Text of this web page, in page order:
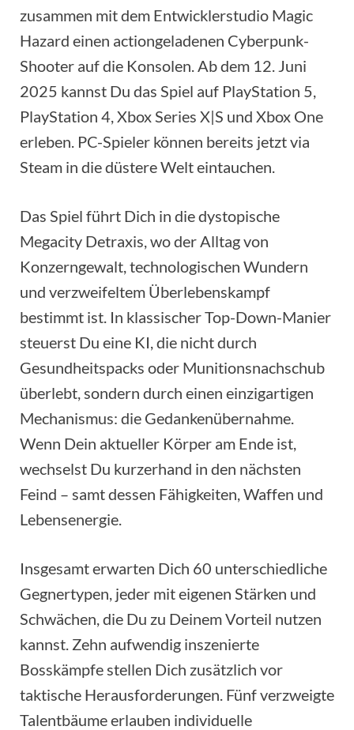
zusammen mit dem Entwicklerstudio Magic
Hazard einen actiongeladenen Cyberpunk-
Shooter auf die Konsolen. Ab dem 12. Juni
2025 kannst Du das Spiel auf PlayStation 5,
PlayStation 4, Xbox Series X|S und Xbox One
erleben. PC-Spieler können bereits jetzt via
Steam in die düstere Welt eintauchen.
Das Spiel führt Dich in die dystopische
Megacity Detraxis, wo der Alltag von
Konzerngewalt, technologischen Wundern
und verzweifeltem Überlebenskampf
bestimmt ist. In klassischer Top-Down-Manier
steuerst Du eine KI, die nicht durch
Gesundheitspacks oder Munitionsnachschub
überlebt, sondern durch einen einzigartigen
Mechanismus: die Gedankenübernahme.
Wenn Dein aktueller Körper am Ende ist,
wechselst Du kurzerhand in den nächsten
Feind – samt dessen Fähigkeiten, Waffen und
Lebensenergie.
Insgesamt erwarten Dich 60 unterschiedliche
Gegnertypen, jeder mit eigenen Stärken und
Schwächen, die Du zu Deinem Vorteil nutzen
kannst. Zehn aufwendig inszenierte
Bosskämpfe stellen Dich zusätzlich vor
taktische Herausforderungen. Fünf verzweigte
Talentbäume erlauben individuelle